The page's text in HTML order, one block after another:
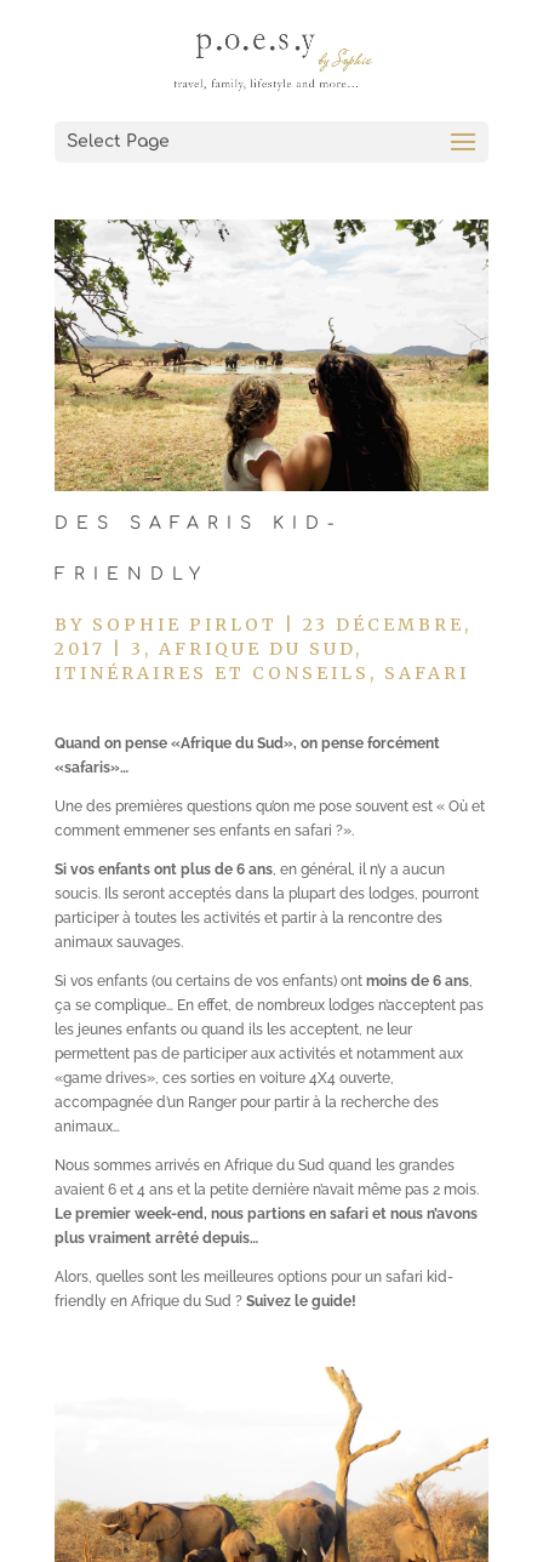
Select Page
DES SAFARIS KID-
FRIENDLY
BY SOPHIE PIRLOT
23 DÉCEMBRE,
2017
3 , AFRIQUE DU SUD,
ITINÉRAIRES ET CONSEILS , SAFARI
Quand on pense «Afrique du Sud», on pense forcément
«safaris»…
Une des premières questions qu’on me pose souvent est « Où et
comment emmener ses enfants en safari ?».
Si vos enfants ont plus de 6 ans, en général, il n’y a aucun
soucis. Ils seront acceptés dans la plupart des lodges, pourront
participer à toutes les activités et partir à la rencontre des
animaux sauvages.
Si vos enfants (ou certains de vos enfants) ont moins de 6 ans,
ça se complique… En effet, de nombreux lodges n’acceptent pas
les jeunes enfants ou quand ils les acceptent, ne leur
permettent pas de participer aux activités et notamment aux
«game drives», ces sorties en voiture 4X4 ouverte,
accompagnée d’un Ranger pour partir à la recherche des
animaux…
Nous sommes arrivés en Afrique du Sud quand les grandes
avaient 6 et 4 ans et la petite dernière n’avait même pas 2 mois.
Le premier week-end, nous partions en safari et nous n’avons
plus vraiment arrêté depuis…
Alors, quelles sont les meilleures options pour un safari kid-
friendly en Afrique du Sud ?Suivez le guide!